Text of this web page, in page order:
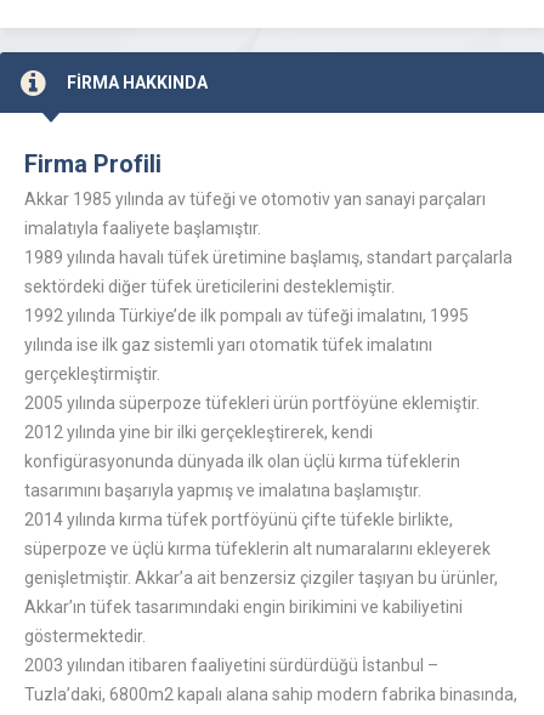
FİRMA HAKKINDA
Firma Profili
Akkar 1985 yılında av tüfeği ve otomotiv yan sanayi parçaları
imalatıyla faaliyete başlamıştır.
1989 yılında havalı tüfek üretimine başlamış, standart parçalarla
sektördeki diğer tüfek üreticilerini desteklemiştir.
1992 yılında Türkiye’de ilk pompalı av tüfeği imalatını, 1995
yılında ise ilk gaz sistemli yarı otomatik tüfek imalatını
gerçekleştirmiştir.
2005 yılında süperpoze tüfekleri ürün portföyüne eklemiştir.
2012 yılında yine bir ilki gerçekleştirerek, kendi
konfigürasyonunda dünyada ilk olan üçlü kırma tüfeklerin
tasarımını başarıyla yapmış ve imalatına başlamıştır.
2014 yılında kırma tüfek portföyünü çifte tüfekle birlikte,
süperpoze ve üçlü kırma tüfeklerin alt numaralarını ekleyerek
genişletmiştir. Akkar’a ait benzersiz çizgiler taşıyan bu ürünler,
Akkar’ın tüfek tasarımındaki engin birikimini ve kabiliyetini
göstermektedir.
2003 yılından itibaren faaliyetini sürdürdüğü İstanbul –
Tuzla’daki, 6800m2 kapalı alana sahip modern fabrika binasında,